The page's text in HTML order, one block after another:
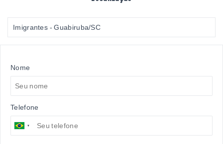
Imigrantes - Guabiruba/SC
Nome
Telefone